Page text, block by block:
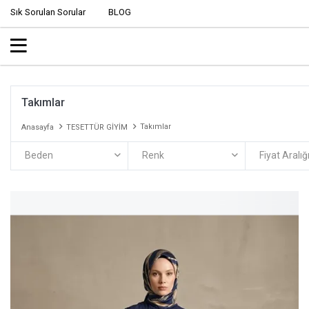
Sık Sorulan Sorular BLOG
Takımlar
Anasayfa TESETTÜR GİYİM Takımlar
Beden Renk Fiyat Aralığı